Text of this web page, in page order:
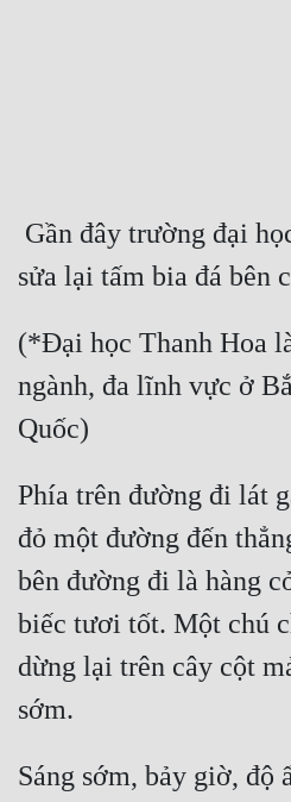
Truyện ngắn
Xa Lộ Dịch
Cung Đấu
Cạnh Kỹ
Cổ Đại
Du Hí
Dã Sử
Góc Nhìn Nam
sửa lại tấm bia đá bên
(*Đại học Thanh Hoa
ngành, đa lĩnh vực ở
Quốc)
Phía trên đường đi lát
đỏ một đường đến
bên đường đi là hàng
biếc tươi tốt. Một chú
dừng lại trên cây cột
sớm.
Sáng sớm, bảy giờ, độ